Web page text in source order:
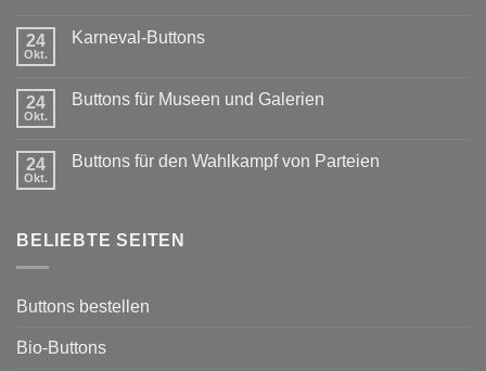
zu
Vereine:
24
Okt.
Karneval-Buttons
zu
Karneval-
24
Okt.
Buttons für Museen und Galerien
zu
Buttons
24
Okt.
Buttons für den Wahlkampf von Parteien
für
Parteien
BELIEBTE SEITEN
Buttons bestellen
Bio-Buttons